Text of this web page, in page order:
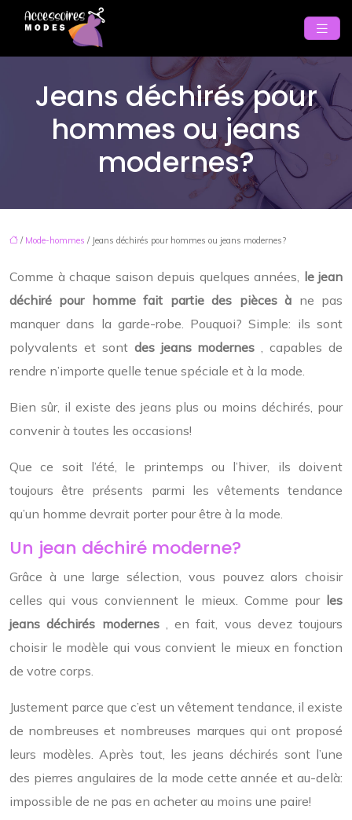
Jeans déchirés pour
hommes ou jeans
modernes?
/ Mode-hommes / Jeans déchirés pour hommes ou jeans modernes?
Comme à chaque saison depuis quelques années, le jean
déchiré pour homme fait partie des pièces à ne pas
manquer dans la garde-robe. Pouquoi? Simple: ils sont
polyvalents et sont des jeans modernes , capables de
rendre n’importe quelle tenue spéciale et à la mode.
Bien sûr, il existe des jeans plus ou moins déchirés, pour
convenir à toutes les occasions!
Que ce soit l’été, le printemps ou l’hiver, ils doivent
toujours être présents parmi les vêtements tendance
qu’un homme devrait porter pour être à la mode.
Un jean déchiré moderne?
Grâce à une large sélection, vous pouvez alors choisir
celles qui vous conviennent le mieux. Comme pour les
jeans déchirés modernes, en fait, vous devez toujours
choisir le modèle qui vous convient le mieux en fonction
de votre corps.
Justement parce que c’est un vêtement tendance, il existe
de nombreuses et nombreuses marques qui ont proposé
leurs modèles. Après tout, les jeans déchirés sont l’une
des pierres angulaires de la mode cette année et au-delà:
impossible de ne pas en acheter au moins une paire!